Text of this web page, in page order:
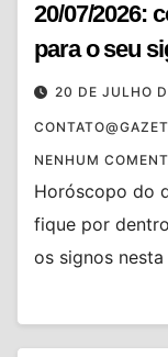
20/07/2026:
para o seu
20 DE JULHO
NENHUM
Horóscopo do
fique por
os signos